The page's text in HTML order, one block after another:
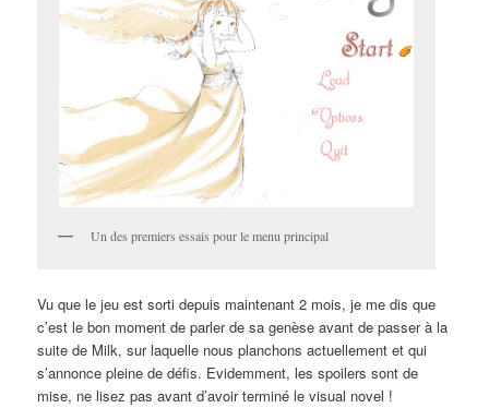
Un des premiers essais pour le menu principal
Vu que le jeu est sorti depuis maintenant 2 mois, je me dis que
c’est le bon moment de parler de sa genèse avant de passer à la
suite de Milk, sur laquelle nous planchons actuellement et qui
s’annonce pleine de défis. Evidemment, les spoilers sont de
mise, ne lisez pas avant d’avoir terminé le visual novel !